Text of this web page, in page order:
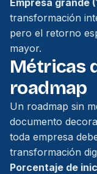
Empresa grande
transformación
pero el retorno
mayor.
Métricas
roadmap
Un roadmap sin
documento
toda empresa
transformación
Porcentaje de